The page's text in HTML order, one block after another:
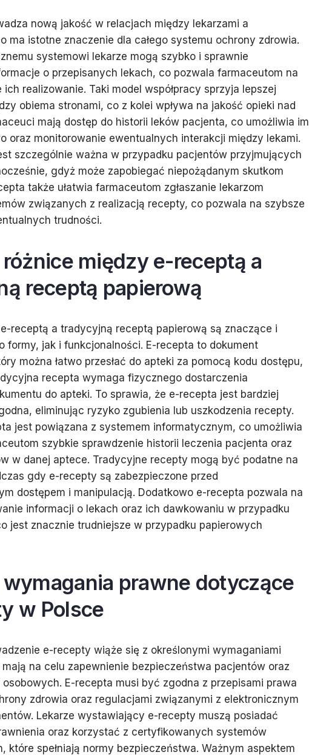
nową jakość w relacjach między lekarzami a
ma istotne znaczenie dla całego systemu ochrony zdrowia.
systemowi lekarze mogą szybko i sprawnie
o przepisanych lekach, co pozwala farmaceutom na
realizowanie. Taki model współpracy sprzyja lepszej
obiema stronami, co z kolei wpływa na jakość opieki nad
mają dostęp do historii leków pacjenta, co umożliwia im
oraz monitorowanie ewentualnych interakcji między lekami.
szczególnie ważna w przypadku pacjentów przyjmujących
gdyż może zapobiegać niepożądanym skutkom
także ułatwia farmaceutom zgłaszanie lekarzom
związanych z realizacją recepty, co pozwala na szybsze
trudności.
między e-receptą a
receptą papierową
receptą a tradycyjną receptą papierową są znaczące i
formy, jak i funkcjonalności. E-recepta to dokument
można łatwo przesłać do apteki za pomocą kodu dostępu,
recepta wymaga fizycznego dostarczenia
do apteki. To sprawia, że e-recepta jest bardziej
eliminując ryzyko zgubienia lub uszkodzenia recepty.
jest powiązana z systemem informatycznym, co umożliwia
szybkie sprawdzenie historii leczenia pacjenta oraz
w danej aptece. Tradycyjne recepty mogą być podatne na
gdy e-recepty są zabezpieczone przed
dostępem i manipulacją. Dodatkowo e-recepta pozwala na
informacji o lekach oraz ich dawkowaniu w przypadku
jest znacznie trudniejsze w przypadku papierowych
prawne dotyczące
w Polsce
e-recepty wiąże się z określonymi wymaganiami
na celu zapewnienie bezpieczeństwa pacjentów oraz
E-recepta musi być zgodna z przepisami prawa
zdrowia oraz regulacjami związanymi z elektronicznym
Lekarze wystawiający e-recepty muszą posiadać
oraz korzystać z certyfikowanych systemów
które spełniają normy bezpieczeństwa. Ważnym aspektem